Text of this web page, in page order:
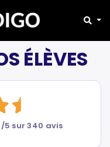
ÉLÈVES
5 sur 340 avis